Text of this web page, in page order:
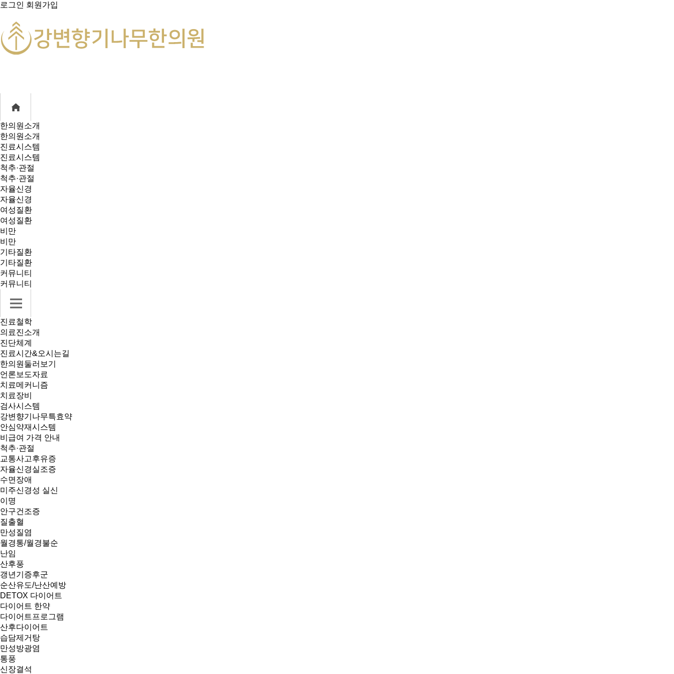
로그인 회원가입
한의원소개
한의원소개
진료시스템
진료시스템
척추·관절
척추·관절
자율신경
자율신경
여성질환
여성질환
비만
비만
기타질환
기타질환
커뮤니티
커뮤니티
진료철학
의료진소개
진단체계
진료시간&오시는길
한의원둘러보기
언론보도자료
치료메커니즘
치료장비
검사시스템
강변향기나무특효약
안심약재시스템
비급여 가격 안내
척추·관절
교통사고후유증
자율신경실조증
수면장애
미주신경성 실신
이명
안구건조증
질출혈
만성질염
월경통/월경불순
난임
산후풍
갱년기증후군
순산유도/난산예방
DETOX 다이어트
다이어트 한약
다이어트프로그램
산후다이어트
습담제거탕
만성방광염
통풍
신장결석